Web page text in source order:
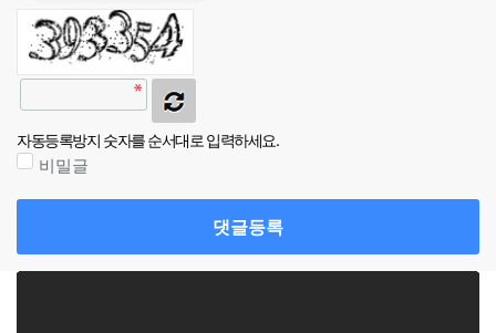
자동등록방지 숫자를 순서대로 입력하세요.
비밀글
댓글등록